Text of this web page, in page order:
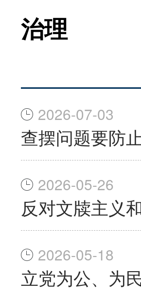
治理
2026-07-03
查摆问题要防
2026-05-26
反对文牍主义
2026-05-18
立党为公、为